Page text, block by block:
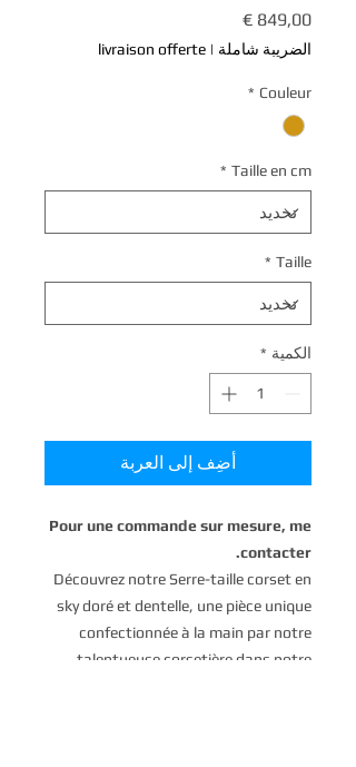
السعر
الضريبة شاملة |
livraison offerte
Couleur
*
Taille en cm
*
Taille
*
الكمية *
أضِف إلى العربة
Pour une commande sur mesure, me
contacter.
Découvrez notre Serre-taille corset en
sky doré et dentelle, une pièce unique
confectionnée à la main par notre
talentueuse corsetière dans notre